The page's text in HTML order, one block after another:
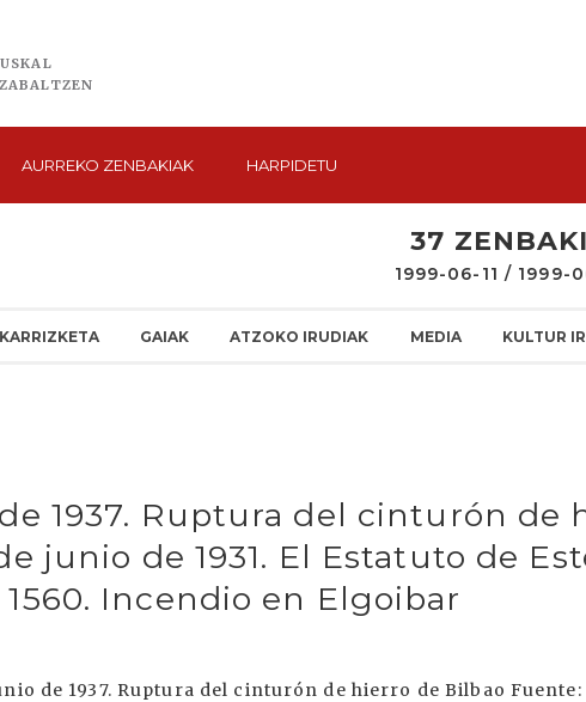
ZABALTZEN
AURREKO ZENBAKIAK HARPIDETU
37
1999-06-11 / 1999-
GAIAK ATZOKO IRUDIAK MEDIA KULTUR
1937. Ruptura del cinturón de
junio de 1931. El Estatuto de
Incendio en Elgoibar
de 1937. Ruptura del cinturón de hierro de Bilbao